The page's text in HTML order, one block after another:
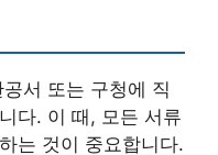
서 또는 구청에 직
다. 이 때, 모든 서류
는 것이 중요합니다.